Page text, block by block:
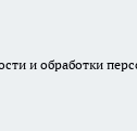
и обработки